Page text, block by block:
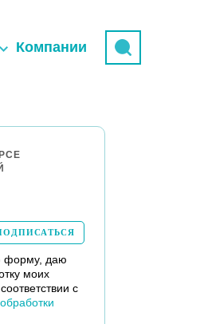
Компании
форму, даю
моих
с